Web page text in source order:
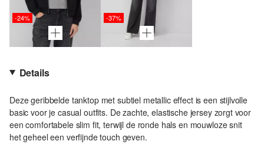
-24% -37%
Details
Deze geribbelde tanktop met subtiel metallic effect is een stijlvolle
basic voor je casual outfits. De zachte, elastische jersey zorgt voor
een comfortabele slim fit, terwijl de ronde hals en mouwloze snit
het geheel een verfijnde touch geven.